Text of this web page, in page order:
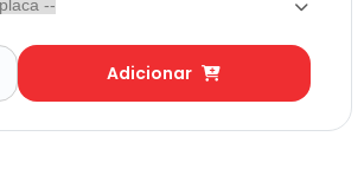
Adicionar